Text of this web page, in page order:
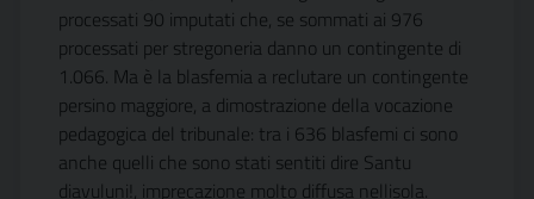
processati 90 imputati che, se sommati ai 976
processati per stregoneria danno un contingente di
1.066. Ma è la blasfemia a reclutare un contingente
persino maggiore, a dimostrazione della vocazione
pedagogica del tribunale: tra i 636 blasfemi ci sono
anche quelli che sono stati sentiti dire Santu
diavuluni!, imprecazione molto diffusa nellisola.